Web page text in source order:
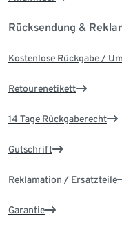
Rücksendung &
Kostenlose Rückgabe /
Retourenetikett
14 Tage Rückgaberecht
Gutschrift
Reklamation / Ersatzteile
Garantie